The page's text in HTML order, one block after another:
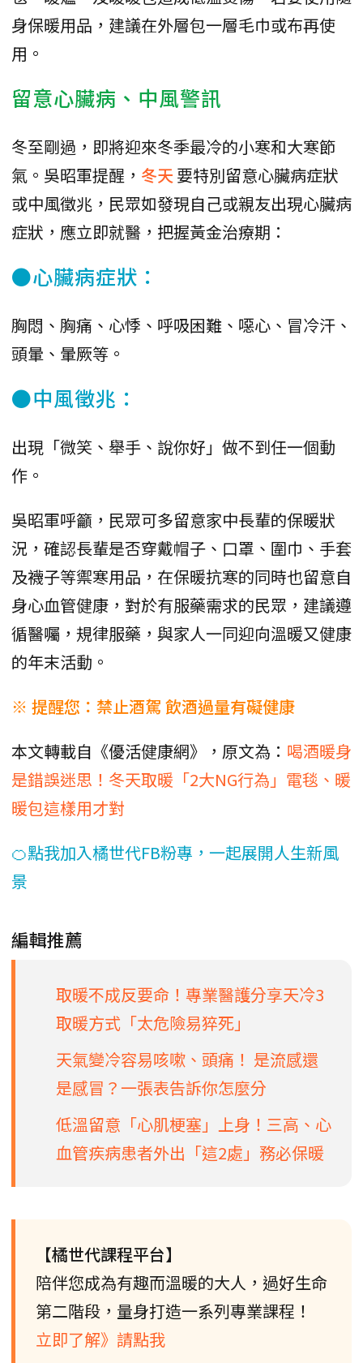
身保暖用品，建議在外層包一層毛巾或布再使
用。
留意心臟病、中風警訊
冬至剛過，即將迎來冬季最冷的小寒和大寒節
氣。吳昭軍提醒， 冬天 要特別留意心臟病症狀
或中風徵兆，民眾如發現自己或親友出現心臟病
症狀，應立即就醫，把握黃金治療期：
●心臟病症狀：
胸悶、胸痛、心悸、呼吸困難、噁心、冒冷汗、
頭暈、暈厥等。
●中風徵兆：
出現「微笑、舉手、說你好」做不到任一個動
作。
吳昭軍呼籲，民眾可多留意家中長輩的保暖狀
況，確認長輩是否穿戴帽子、口罩、圍巾、手套
及襪子等禦寒用品，在保暖抗寒的同時也留意自
身心血管健康，對於有服藥需求的民眾，建議遵
循醫囑，規律服藥，與家人一同迎向溫暖又健康
的年末活動。
※ 提醒您：禁止酒駕 飲酒過量有礙健康
本文轉載自《優活健康網》，原文為： 喝酒暖身
是錯誤迷思！冬天取暖「2大NG行為」電毯、暖
暖包這樣用才對
🍊點我加入橘世代FB粉專，一起展開人生新風
景
編輯推薦
取暖不成反要命！專業醫護分享天冷3
取暖方式「太危險易猝死」
天氣變冷容易咳嗽、頭痛！ 是流感還
是感冒？一張表告訴你怎麼分
低溫留意「心肌梗塞」上身！三高、心
血管疾病患者外出「這2處」務必保暖
【橘世代課程平台】
陪伴您成為有趣而溫暖的大人，過好生命
第二階段，量身打造一系列專業課程！
立即了解》請點我